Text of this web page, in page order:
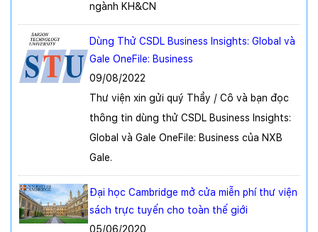
ngành KH&CN
Dùng Thử CSDL Business Insights: Global và
Gale OneFile: Business
09/08/2022
Thư viện xin gửi quý Thầy / Cô và bạn đọc
thông tin dùng thử CSDL Business Insights:
Global và Gale OneFile: Business của NXB
Gale.
Đại học Cambridge mở cửa miễn phí thư viện
sách trực tuyến cho toàn thế giới
05/06/2020